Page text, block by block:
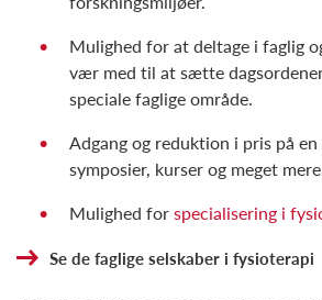
Mulighed for at deltage i faglig
vær med til at sætte
speciale faglige område.
Adgang og reduktion i pris på
symposier, kurser og meget
Mulighed forspecialisering i
Se de faglige selskaber i fysioterapi